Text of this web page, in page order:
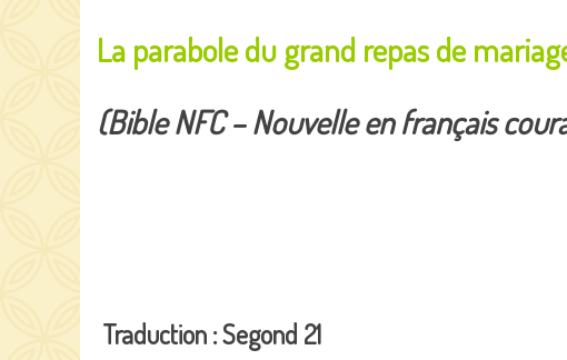
La parabole du grand repas de
(Bible NFC – Nouvelle en français
Traduction : Segond 21